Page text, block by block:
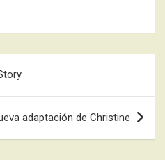
adaptación de Christine